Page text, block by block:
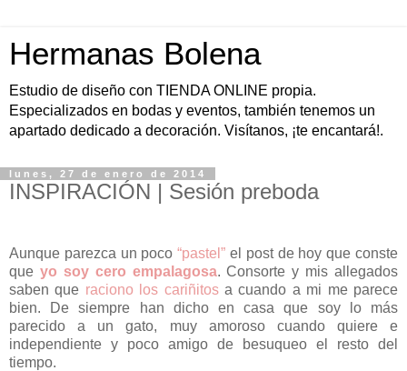
Hermanas Bolena
Estudio de diseño con TIENDA ONLINE propia.
Especializados en bodas y eventos, también tenemos un
apartado dedicado a decoración. Visítanos, ¡te encantará!.
lunes, 27 de enero de 2014
INSPIRACIÓN | Sesión preboda
Aunque parezca un poco “pastel”el post de hoy que conste
que yo soy cero empalagosa. Consorte y mis allegados
saben que raciono los cariñitosa cuando a mi me parece
bien. De siempre han dicho en casa que soy lo más
parecido a un gato, muy amoroso cuando quiere e
independiente y poco amigo de besuqueo el resto del
tiempo.